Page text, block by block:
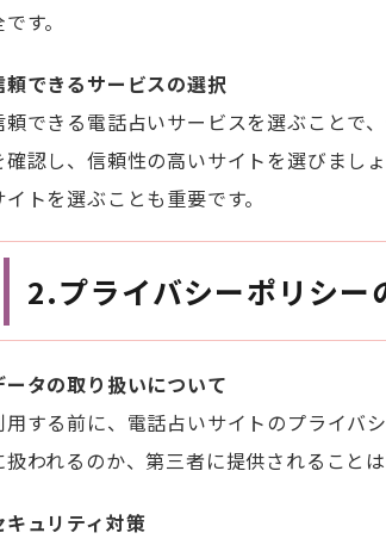
す。
頼できるサービスの選択
頼できる電話占いサービスを選ぶことで
確認し、信頼性の高いサイトを選びまし
イトを選ぶことも重要です。
2.プライバシーポリシー
ータの取り扱いについて
用する前に、電話占いサイトのプライバ
扱われるのか、第三者に提供されること
キュリティ対策